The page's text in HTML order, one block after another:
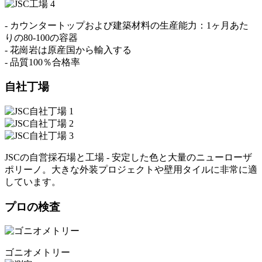
- カウンタートップおよび建築材料の生産能力：1ヶ月あた
りの80-100の容器
- 花崗岩は原産国から輸入する
- 品質100％合格率
自社丁場
JSCの自営採石場と工場 - 安定した色と大量のニューローザ
ポリーノ。大きな外装プロジェクトや壁用タイルに非常に適
しています。
プロの検査
ゴニオメトリー